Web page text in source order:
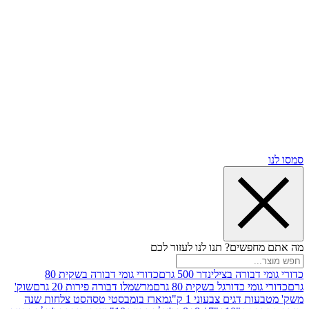
תנו לנו לעזור לכם
בצילינדר 500 גרם
כדורי גומי דבורה בשקית 80
כדורגל בשקית 80 גרם
מרשמלו דבורה פירות 20 גרם
שוק'
צבעוני 1 ק"ג
מארז בומבסטי טסהסט צלחות שנה